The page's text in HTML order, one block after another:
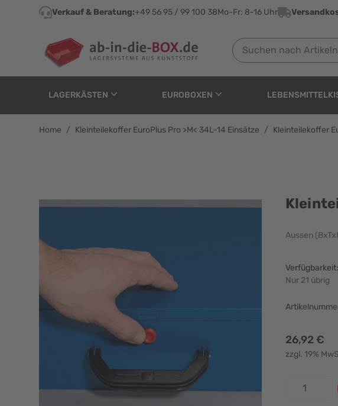
Direkt zum Inhalt
Verkauf & Beratung:+49 56 95 / 99 100 38Mo-Fr: 8-16 Uhr
Suchen nach Artikelname,
LAGERKÄSTEN EUROBOXEN
Home / Kleinteilekoffer EuroPlus Pro >M< 34L-14 Einsätze / Kleinteilekoffer
Kleinteilekoffer EuroPlus Pro
Aussen
Nur 21 übrig
26,92 €
zzgl. 19%